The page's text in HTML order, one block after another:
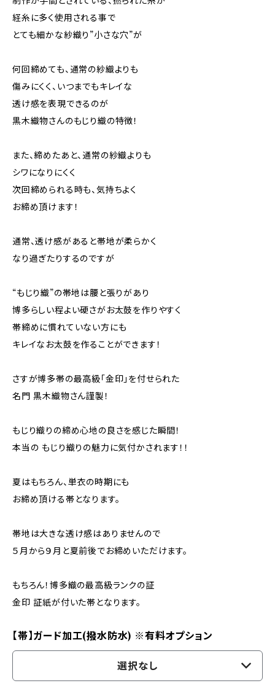
経糸に多く使用される事で
とても細かな紗織り”小さな穴”が
何回締めても、通常の紗織よりも
傷みにくく、いつまでもキレイな
透け感を表現できるのが
黒木織物さんのもじり織の特徴！
また、締めたあと、通常の紗織よりも
シワになりにくく
次回締められる時も、気持ちよく
お締め頂けます！
通常、透け感があると帯地が柔らかく
なり過ぎたりするのですが
“もじり織”の帯地は腰と張りがあり
博多らしい程よい硬さがお太鼓を作りやすく
帯締めに慣れていない方にも
キレイなお太鼓を作ることができます！
さすが博多帯の最高級「金印」を付せられた
名門 黒木織物さん謹製！
もじり織りの締め心地の良さを感じた瞬間！
本当の もじり織りの魅力に気付かされます！！
夏はもちろん、単衣の時期にも
お締め頂ける帯となります。
帯地は大きな透け感はありませんので
５月から９月と夏前後でお締めいただけます。
もちろん！博多織の最高級ランクの証
金印 証紙が付いた帯となります。
【帯】ガード加工(撥水防水) ※有料オプション
選択なし